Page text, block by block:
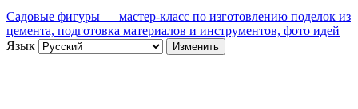
Садовые фигуры — мастер-класс по изготовлению поделок из
цемента, подготовка материалов и инструментов, фото идей
Язык